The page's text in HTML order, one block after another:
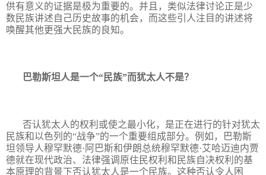
供有意义的证据是极为重要的。并且，类似法律讨论正是少
数民族讲述自己历史故事的机会，而这些引人注目的讲述将
唤醒其他更强大民族的良知。
巴勒斯坦人是一个“民族”而犹太人不是？
否认犹太人的权利或使之最小化，是正在进行的针对犹太
民族和以色列的“战争”的一个重要组成部分。例如，巴勒斯
坦领导人穆罕默德·阿巴斯和伊朗总统穆罕默德·艾哈迈迪内贾
德就在现代政治、法律强调原住民权利和民族自决权利的基
本原理的背景下否认犹太人是一个民族。这种否认令人困